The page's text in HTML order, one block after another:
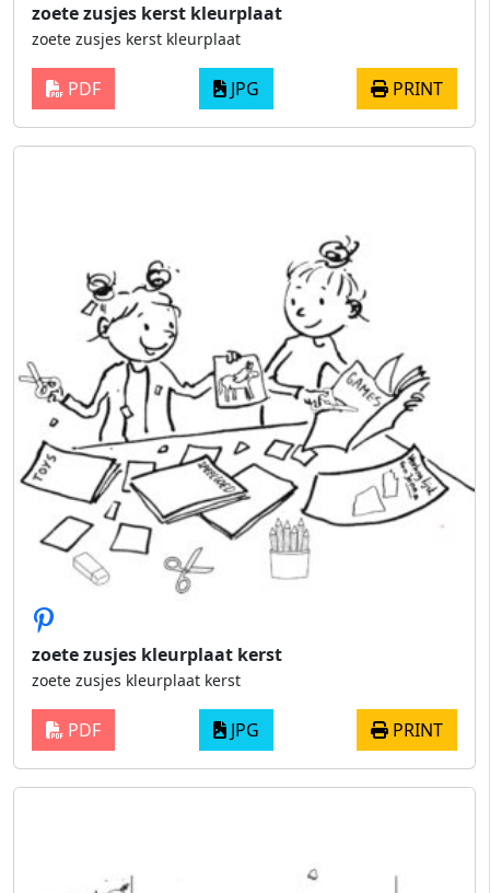
zoete zusjes kerst kleurplaat
zoete zusjes kerst kleurplaat
PDF JPG PRINT
zoete zusjes kleurplaat kerst
zoete zusjes kleurplaat kerst
PDF JPG PRINT